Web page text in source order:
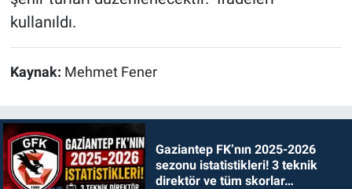
kullanıldı.
Kaynak: Mehmet Fener
Gaziantep FK’nın 2025-2026
sezonu istatistikleri! 3 teknik
direktör ve tüm skorlar…